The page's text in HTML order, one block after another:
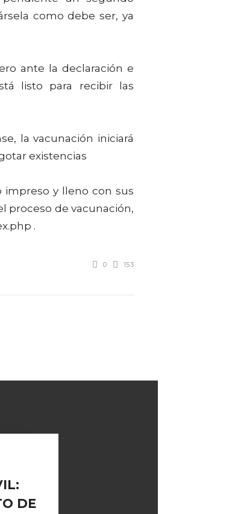
como debe ser, ya
ante la declaración e
listo para recibir las
la vacunación iniciará
existencias
y lleno con sus
proceso de vacunación,
.
0 153
DE